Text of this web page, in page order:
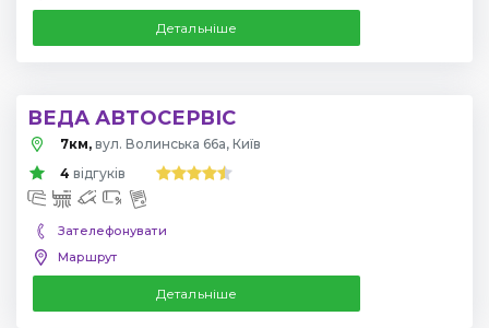
Детальніше
ВЕДА АВТОСЕРВІС
7км, вул. Волинська 66а, Київ
4 відгуків
Зателефонувати
Маршрут
Детальніше